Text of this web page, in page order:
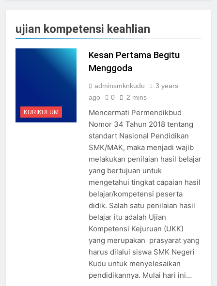
ujian kompetensi keahlian
KURIKULUM
Kesan Pertama Begitu
Menggoda
adminsmknkudu
3 years
ago
0 2 mins
Mencermati Permendikbud
Nomor 34 Tahun 2018 tentang
standart Nasional Pendidikan
SMK/MAK, maka menjadi wajib
melakukan penilaian hasil belajar
yang bertujuan untuk
mengetahui tingkat capaian hasil
belajar/kompetensi peserta
didik. Salah satu penilaian hasil
belajar itu adalah Ujian
Kompetensi Kejuruan (UKK)
yang merupakan prasyarat yang
harus dilalui siswa SMK Negeri
Kudu untuk menyelesaikan
pendidikannya. Mulai hari ini…